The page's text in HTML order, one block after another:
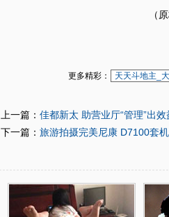
（原标
更多精彩： 天天斗地主_
上一篇： 佳都新太 助营业厅“管理”出效
下一篇： 旅游拍摄完美尼康 D7100套